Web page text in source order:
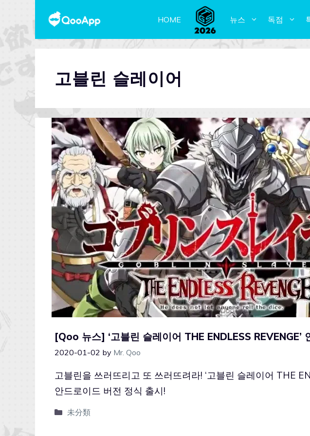
HOME 뉴스 독점
고블린 슬레이어
[Qoo 뉴스] ‘고블린 슬레이어 THE ENDLESS REVENGE’
2020-01-02 by Mr. Qoo
고블린을 쓰러뜨리고 또 쓰러뜨려라! ‘고블린 슬레이어 THE
안드로이드 버전 정식 출시!
未分類